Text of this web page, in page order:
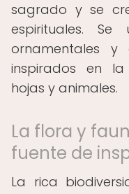
sagrado y se
espirituales.
ornamentales y
inspirados en
hojas y animales.
La flora y
fuente de
La rica